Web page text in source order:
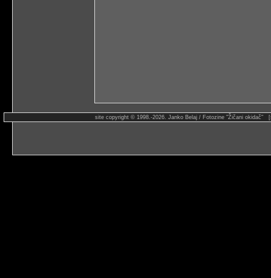
site copyright © 1998.-2026. Janko Belaj / Fotozine "Žičani okidač"